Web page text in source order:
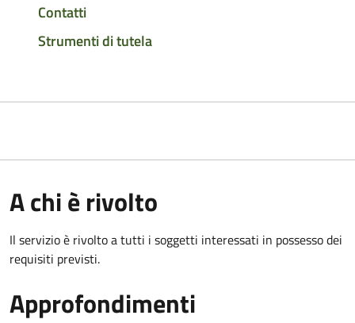
Contatti
Strumenti di tutela
A chi è rivolto
Il servizio è rivolto a tutti i soggetti interessati in possesso dei
requisiti previsti.
Approfondimenti